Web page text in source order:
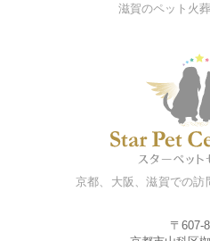
京都、大阪、滋賀での訪
〒607-
滋賀のペット火